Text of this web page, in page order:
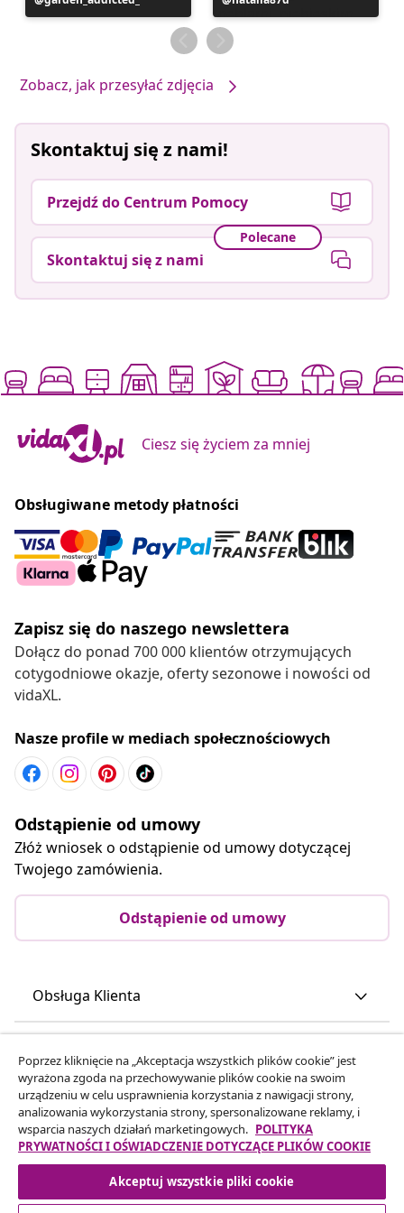
opublikowany
opublikowany
przez
Zobacz, jak przesyłać zdjęcia
Skontaktuj się z nami!
Przejdź do Centrum Pomocy
Polecane
Skontaktuj się z nami
Ciesz się życiem za mniej
Obsługiwane metody płatności
Zapisz się do naszego newslettera
Dołącz do ponad 700 000 klientów otrzymujących
cotygodniowe okazje, oferty sezonowe i nowości od
vidaXL.
Nasze profile w mediach społecznościowych
Odstąpienie od umowy
Złóż wniosek o odstąpienie od umowy dotyczącej
Twojego zamówienia.
Odstąpienie od umowy
Obsługa Klienta
vidaXL
Odkryj więcej
Poprzez kliknięcie na „Akceptacja wszystkich plików cookie” jest
wyrażona zgoda na przechowywanie plików cookie na swoim
urządzeniu w celu usprawnienia korzystania z nawigacji strony,
analizowania wykorzystania strony, spersonalizowane reklamy, i
wsparcia naszych działań marketingowych. POLITYKA
PRYWATNOŚCI I OŚWIADCZENIE DOTYCZĄCE PLIKÓW COOKIE
Akceptuj wszystkie pliki cookie